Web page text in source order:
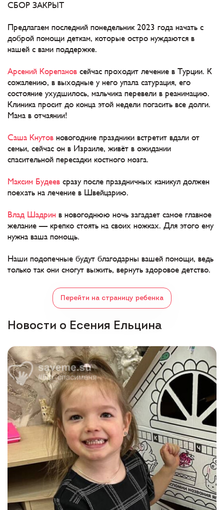
СБОР ЗАКРЫТ
Предлагаем последний понедельник 2023 года начать с
доброй помощи деткам, которые остро нуждаются в
нашей с вами поддержке.
Арсений Корепанов сейчас проходит лечение в Турции. К
сожалению, в выходные у него упала сатурация, его
состояние ухудшилось, мальчика перевели в реанимацию.
Клиника просит до конца этой недели погасить все долги.
Мама в отчаянии!
Саша Кнутов новогодние праздники встретит вдали от
семьи, сейчас он в Израиле, живёт в ожидании
спасительной пересадки костного мозга.
Максим Будеев сразу после праздничных каникул должен
поехать на лечение в Швейцарию.
Влад Шадрин в новогоднюю ночь загадает самое главное
желание — крепко стоять на своих ножках. Для этого ему
нужна ваша помощь.
Наши подопечные будут благодарны вашей помощи, ведь
только так они смогут выжить, вернуть здоровое детство.
Перейти на страницу ребенка
Новости о Есения Ельцина